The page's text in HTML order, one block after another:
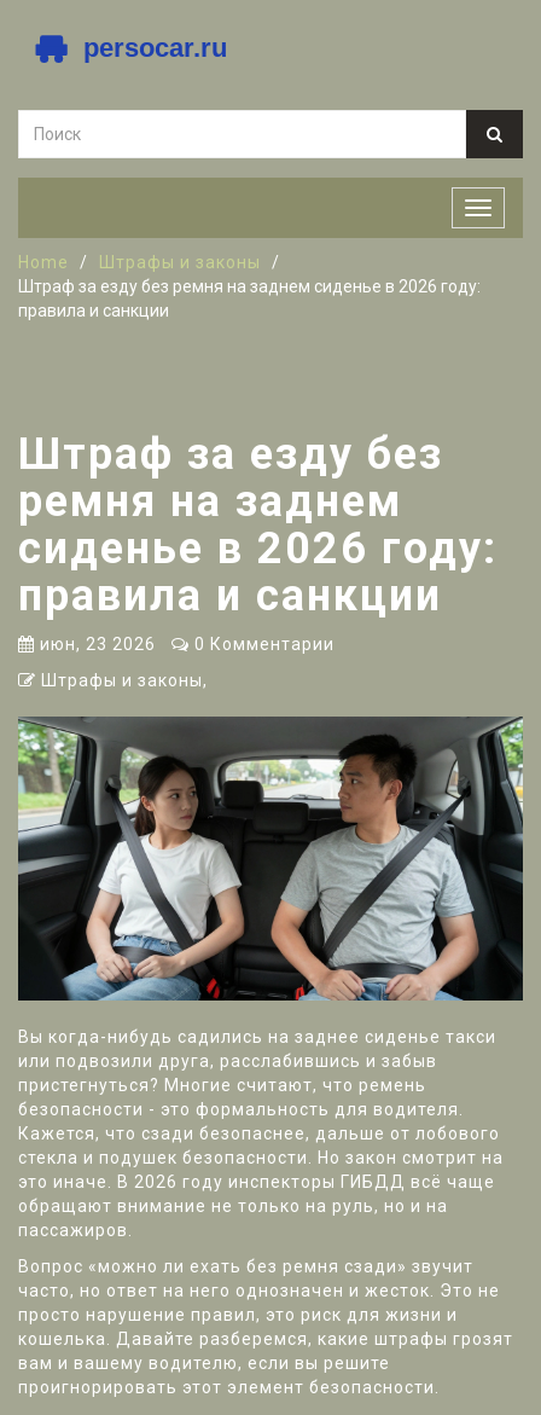
Home
Штрафы и законы
Штраф за езду без ремня на заднем сиденье в 2026 году:
правила и санкции
Штраф за езду без
ремня на заднем
сиденье в 2026 году:
правила и санкции
июн, 23 2026
0 Комментарии
Штрафы и законы,
Вы когда-нибудь садились на заднее сиденье такси
или подвозили друга, расслабившись и забыв
пристегнуться? Многие считают, что ремень
безопасности - это формальность для водителя.
Кажется, что сзади безопаснее, дальше от лобового
стекла и подушек безопасности. Но закон смотрит на
это иначе. В 2026 году инспекторы ГИБДД всё чаще
обращают внимание не только на руль, но и на
пассажиров.
Вопрос «можно ли ехать без ремня сзади» звучит
часто, но ответ на него однозначен и жесток. Это не
просто нарушение правил, это риск для жизни и
кошелька. Давайте разберемся, какие штрафы грозят
вам и вашему водителю, если вы решите
проигнорировать этот элемент безопасности.